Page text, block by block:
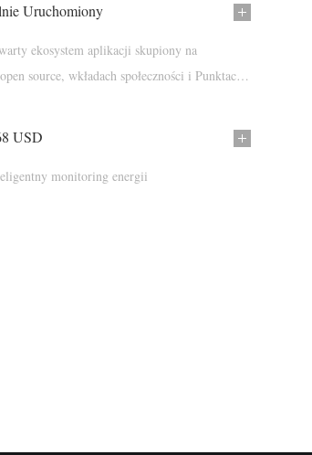
Uruchomiony
ekosystem aplikacji skupiony na
source, wkładach społeczności i Punktach
USD
monitoring energii